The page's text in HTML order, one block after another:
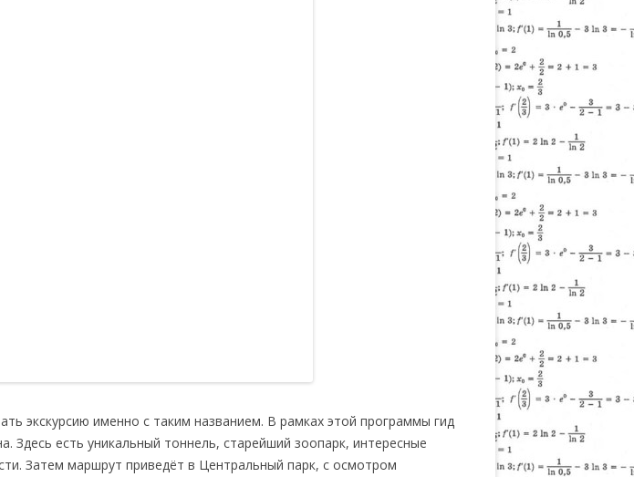
экскурсию именно с таким названием. В рамках этой программы гид
Здесь есть уникальный тоннель, старейший зоопарк, интересные
Затем маршрут приведёт в Центральный парк, с осмотром